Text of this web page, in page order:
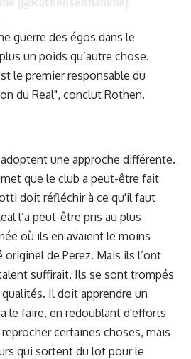
guerre des égos dans le
un poids qu’autre chose.
le premier responsable du
du Real", conclut Rothen.
une approche différente.
que le club a peut-être fait
doit réfléchir à ce qu'il faut
l’a peut-être pris au plus
où ils en avaient le moins
de Perez. Mais ils l’ont
suffirait. Ils se sont trompés
Il doit apprendre un
le faire, en redoublant d'efforts
certaines choses, mais
qui sortent du lot pour le